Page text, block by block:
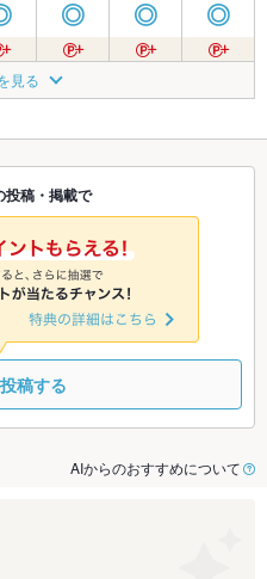
◎ ◎ ◎
8/28
◎ ◎ ◎
9/4
◎
9/5 9/6
9/11
◎
9/12
見る
投稿・掲載で
稿する
AIからのおすすめについて